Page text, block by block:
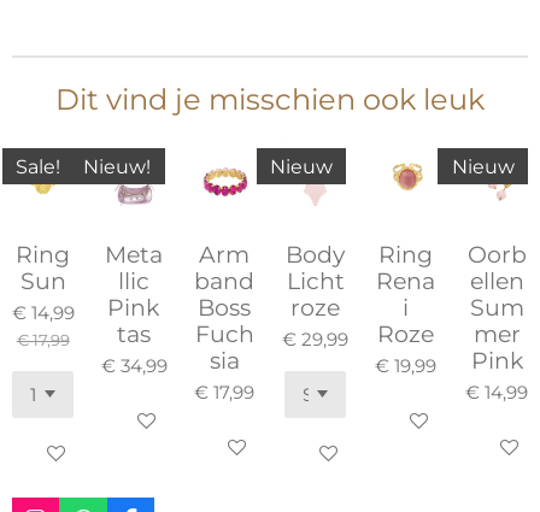
Dit vind je misschien ook leuk
Sale!
Ring
Sun
€ 14,99
€ 17,99
In winkelwagen
Nieuw!
Meta
llic
Pink
tas
€ 34,99
In winkelwagen
Arm
band
Boss
Fuch
sia
€ 17,99
In winkelwagen
Nieuw
Body
Licht
roze
€ 29,99
In winkelwagen
Ring
Rena
i
Roze
€ 19,99
In winkelwagen
Nieuw
Oorb
ellen
Sum
mer
Pink
€ 14,99
In